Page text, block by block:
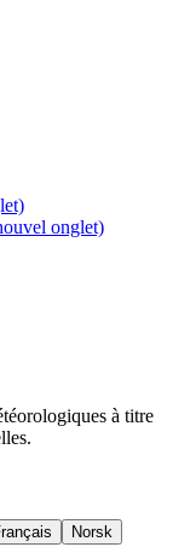
onglet)
à titre
Norsk